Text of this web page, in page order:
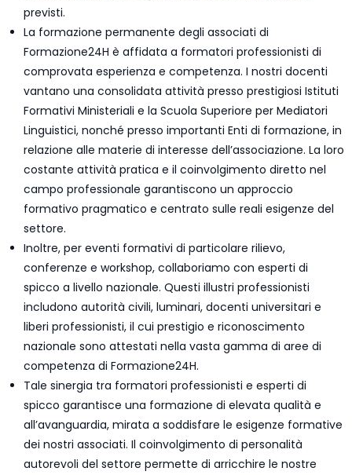
previsti.
La formazione permanente degli associati di
Formazione24H è affidata a formatori professionisti di
comprovata esperienza e competenza. I nostri docenti
vantano una consolidata attività presso prestigiosi Istituti
Formativi Ministeriali e la Scuola Superiore per Mediatori
Linguistici, nonché presso importanti Enti di formazione, in
relazione alle materie di interesse dell’associazione. La loro
costante attività pratica e il coinvolgimento diretto nel
campo professionale garantiscono un approccio
formativo pragmatico e centrato sulle reali esigenze del
settore.
Inoltre, per eventi formativi di particolare rilievo,
conferenze e workshop, collaboriamo con esperti di
spicco a livello nazionale. Questi illustri professionisti
includono autorità civili, luminari, docenti universitari e
liberi professionisti, il cui prestigio e riconoscimento
nazionale sono attestati nella vasta gamma di aree di
competenza di Formazione24H.
Tale sinergia tra formatori professionisti e esperti di
spicco garantisce una formazione di elevata qualità e
all’avanguardia, mirata a soddisfare le esigenze formative
dei nostri associati. Il coinvolgimento di personalità
autorevoli del settore permette di arricchire le nostre